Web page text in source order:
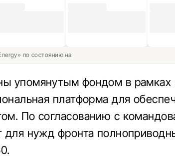
по состоянию на
упомянутым фондом в рамках
платформа для
По согласованию с
для нужд фронта